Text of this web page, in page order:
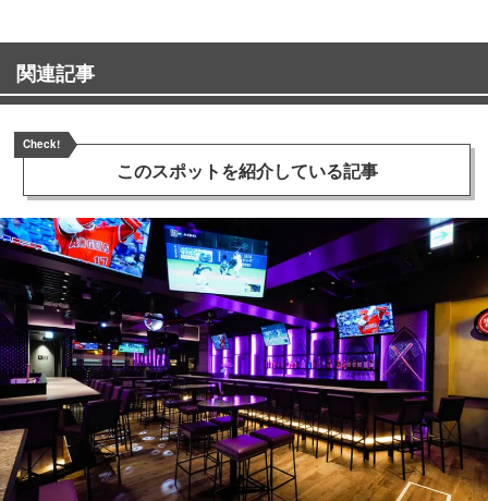
関連記事
Check!
このスポットを紹介している記事